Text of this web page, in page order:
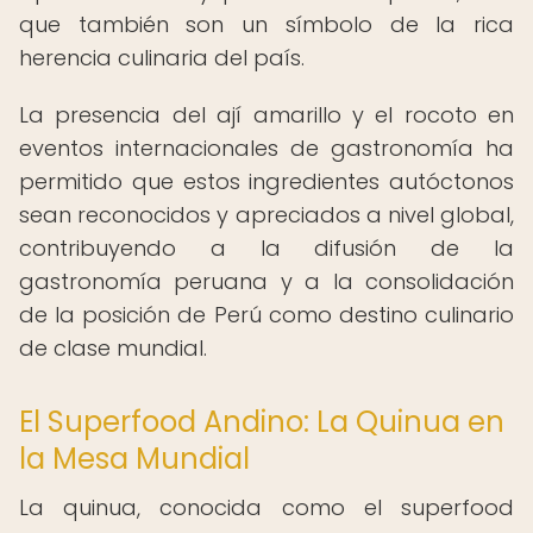
que también son un símbolo de la rica
herencia culinaria del país.
La presencia del ají amarillo y el rocoto en
eventos internacionales de gastronomía ha
permitido que estos ingredientes autóctonos
sean reconocidos y apreciados a nivel global,
contribuyendo a la difusión de la
gastronomía peruana y a la consolidación
de la posición de Perú como destino culinario
de clase mundial.
El Superfood Andino: La Quinua en
la Mesa Mundial
La quinua, conocida como el superfood